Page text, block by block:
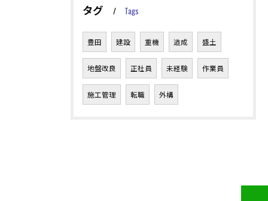
タグ Tags
豊田 建設 重機 造成 盛土
地盤改良 正社員 未経験 作業員
施工管理 転職 外構